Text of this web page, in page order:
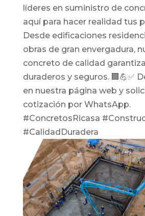
líderes en suministro de
aquí para hacer realidad tus
Desde edificaciones
obras de gran envergadura,
concreto de calidad
duraderos y seguros. 🏢💪✅
en nuestra página web y
cotización por WhatsApp.
#ConcretosRicasa
#CalidadDuradera